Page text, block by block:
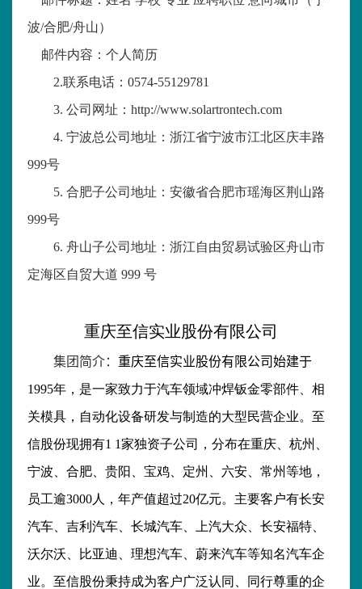
波/合肥/舟山）
邮件内容：个人简历
2.联系电话： 0574-55129781
3. 公司网址： http://www.solartrontech.com
4. 宁波总公司地址：浙江省宁波市江北区庆丰路
999号
5. 合肥子公司地址：安徽省合肥市瑶海区荆山路
999号
6. 舟山子公司地址：浙江自由贸易试验区舟山市
定海区自贸大道999号
重庆至信实业股份有限公司
集团简介： 重庆至信实业股份有限公司始建于
1995年，是一家致力于汽车领域冲焊钣金零部件、相
关模具，自动化设备研发与制造的大型民营企业。至
信股份现拥有1 1家独资子公司，分布在重庆、杭州、
宁波、合肥、贵阳、宝鸡、定州、六安、常州等地，
员工逾3000人，年产值超过20亿元。主要客户有长安
汽车、吉利汽车、长城汽车、上汽大众、长安福特、
沃尔沃、比亚迪、理想汽车、蔚来汽车等知名汽车企
业。至信股份秉持成为客户广泛认同、同行尊重的企